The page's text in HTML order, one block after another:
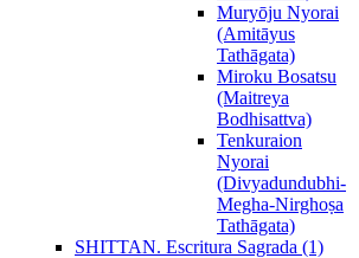
Muryōju Nyorai
(Amitāyus
Tathāgata)
Miroku Bosatsu
(Maitreya
Bodhisattva)
Tenkuraion
Nyorai
(Divyadundubhi-
Megha-Nirghoṣa
Tathāgata)
SHITTAN. Escritura Sagrada (1)